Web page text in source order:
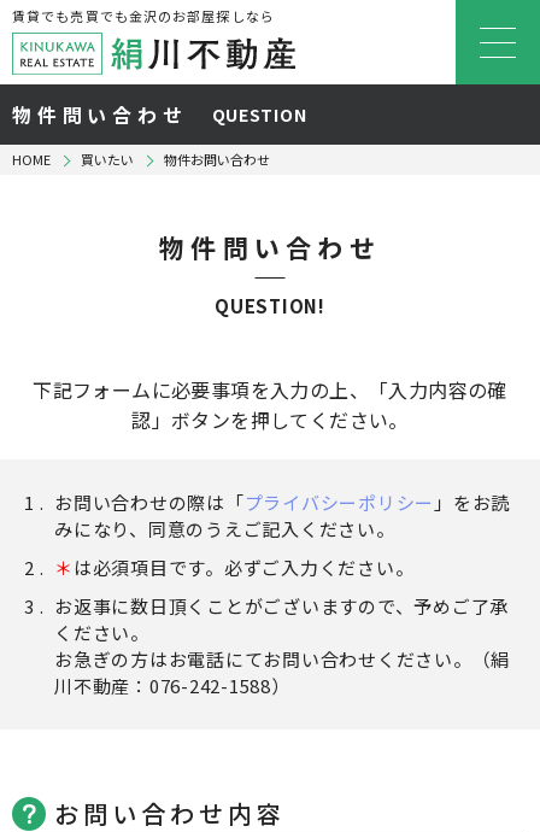
賃貸でも売買でも金沢のお部屋探しなら
物件問い合わせ QUESTION
HOME 買いたい 物件お問い合わせ
物件問い合わせ
QUESTION!
下記フォームに必要事項を入力の上、「入力内容の確
認」ボタンを押してください。
お問い合わせの際は「プライバシーポリシー 」をお読
みになり、同意のうえご記入ください。
＊ は必須項目です。必ずご入力ください。
お返事に数日頂くことがございますので、予めご了承
ください。
お急ぎの方はお電話にてお問い合わせください。（絹
川不動産：076-242-1588）
お問い合わせ内容